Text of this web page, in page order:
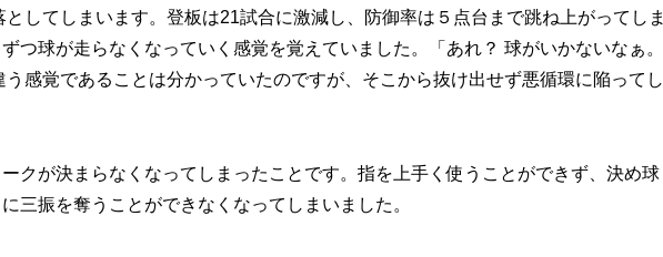
してしまいます。登板は21試合に激減し、防御率は５点台まで跳ね上がってしま
つ球が走らなくなっていく感覚を覚えていました。「あれ？ 球がいかないなぁ。
感覚であることは分かっていたのですが、そこから抜け出せず悪循環に陥ってし
クが決まらなくなってしまったことです。指を上手く使うことができず、決め球
三振を奪うことができなくなってしまいました。